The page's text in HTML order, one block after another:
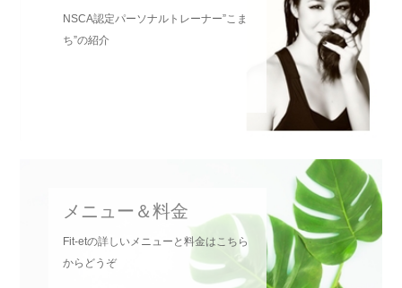
NSCA認定パーソナルトレーナー”こま
ち”の紹介
メニュー＆料金
Fit-etの詳しいメニューと料金はこちら
からどうぞ